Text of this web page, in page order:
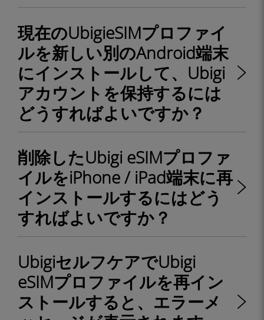
現在のUbigieSIMプロファイ
ルを新しい別のAndroid端末
にインストールして、Ubigi
アカウントを保持するには
どうすればよいですか？
削除したUbigi eSIMプロファ
イルをiPhone / iPad端末に再
インストールするにはどう
すればよいですか？
UbigiセルフケアでUbigi
eSIMプロファイルを再イン
ストールすると、エラーメ